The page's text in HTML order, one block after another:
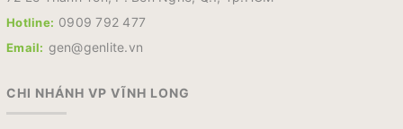
Hotline: 0909 792 477
Email: gen@genlite.vn
CHI NHÁNH VP VĨNH LONG